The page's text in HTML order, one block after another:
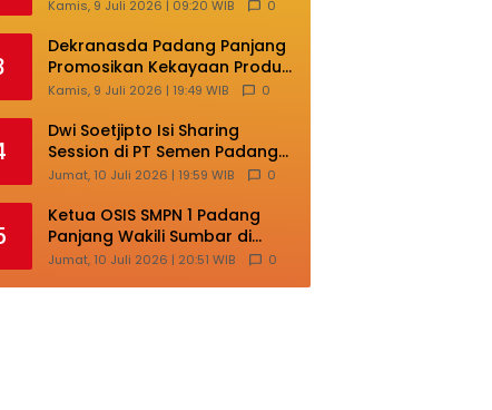
Kehilangan Ruang
Berkembang
Kamis, 9 Juli 2026 | 09:20 WIB 0
Dekranasda Padang Panjang
Promosikan Kekayaan Produk
Lokal di Ajang Nasional
Kamis, 9 Juli 2026 | 19:49 WIB 0
Dwi Soetjipto Isi Sharing
Session di PT Semen Padang;
Perusahaan Dituntut Lakukan
Jumat, 10 Juli 2026 | 19:59 WIB 0
Ketua OSIS SMPN 1 Padang
Panjang Wakili Sumbar di
Ajang Nasional Bintang Sobat
Jumat, 10 Juli 2026 | 20:51 WIB 0